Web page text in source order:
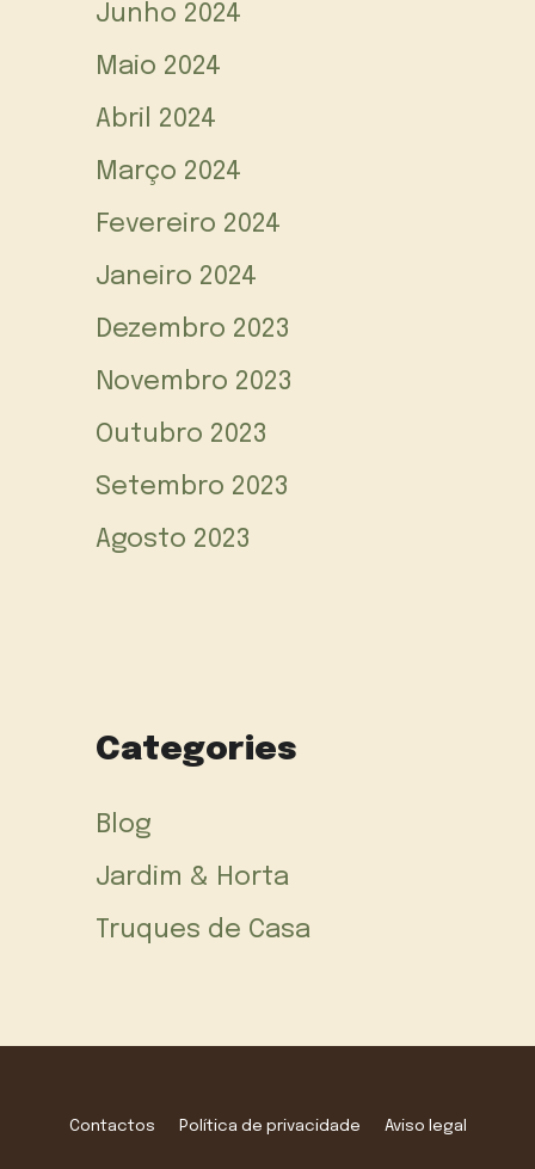
Junho 2024
Maio 2024
Abril 2024
Março 2024
Fevereiro 2024
Janeiro 2024
Dezembro 2023
Novembro 2023
Outubro 2023
Setembro 2023
Agosto 2023
Categories
Blog
Jardim & Horta
Truques de Casa
Contactos Política de privacidade Aviso legal